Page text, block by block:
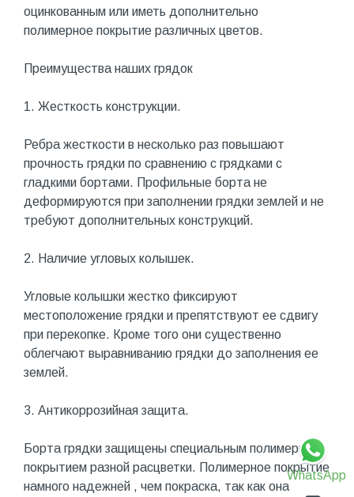
WhatsApp
оцинкованным или иметь дополнительно
полимерное покрытие различных цветов.
Преимущества наших грядок
1. Жесткость конструкции.
Ребра жесткости в несколько раз повышают
прочность грядки по сравнению с грядками с
гладкими бортами. Профильные борта не
деформируются при заполнении грядки землей и не
требуют дополнительных конструкций.
2. Наличие угловых колышек.
Угловые колышки жестко фиксируют
местоположение грядки и препятствуют ее сдвигу
при перекопке. Кроме того они существенно
облегчают выравниванию грядки до заполнения ее
землей.
3. Антикоррозийная защита.
Борта грядки защищены специальным полимерным
покрытием разной расцветки. Полимерное покрытие
намного надежней , чем покраска, так как она